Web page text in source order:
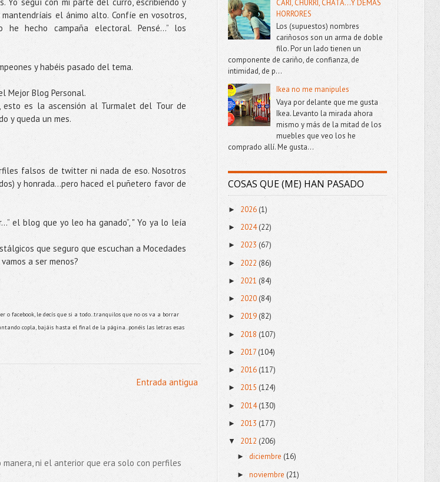
el ánimo alto. Confíe en vosotros,
hecho campaña electoral. Pensé...” los
y habéis pasado del tema.
Mejor Blog Personal.
esto es la ascensión al Turmalet del Tour de
y queda un mes.
falsos de twitter ni nada de eso. Nosotros
y honrada…pero haced el puñetero favor de
el blog que yo leo ha ganado”, " Yo ya lo leía
que seguro que escuchan a Mocedades
a ser menos?
facebook, le decís que si a todo..tranquilos que no os va a borrar
copla, bajáis hasta el final de la página..ponéis las letras esas
Entrada antigua
ni el anterior que era solo con perfiles
CARI, CHURRI, CHATA...Y DEMÁS
HORRORES
Los (supuestos) nombres
cariñosos son un arma de doble
filo. Por un lado tienen un
componente de cariño, de confianza, de
intimidad, de p...
Ikea no me manipules
Vaya por delante que me gusta
Ikea. Levanto la mirada ahora
mismo y más de la mitad de los
muebles que veo los he
comprado allí. Me gusta...
COSAS QUE (ME) HAN PASADO
► 2026 (1)
► 2024(22)
► 2023 (67)
► 2022 (86)
► 2021 (84)
► 2020(84)
► 2019(82)
► 2018 (107)
► 2017 (104)
► 2016(117)
► 2015 (124)
► 2014(130)
► 2013 (177)
▼ 2012 (206)
►diciembre(16)
►noviembre (21)